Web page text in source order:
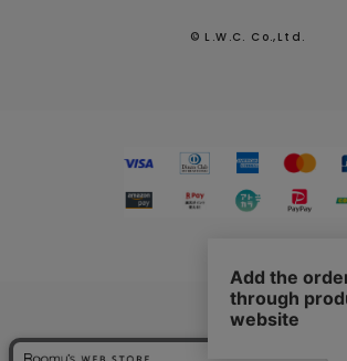
© L.W.C. Co.,Ltd.